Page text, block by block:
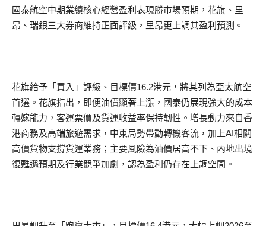
國泰航空中期業績核心經營盈利表現勝市場預期，花旗、里
昂、瑞銀三大券商維持正面評級，里昂更上調其盈利預測。
花旗給予「買入」評級、目標價16.2港元，將其列為亞太航空
首選。花旗指出，即便油價顯著上漲，國泰仍展現強大的成本
轉嫁能力，客運票價及貨運收益率保持韌性。增長動力來自香
港商務及高端旅遊需求，中東局勢帶動轉機客流，加上AI相關
高價貨物支撐貨運業務；主要風險為油價居高不下、內地出境
復甦遜預期及行業競爭加劇，認為盈利仍存在上調空間。